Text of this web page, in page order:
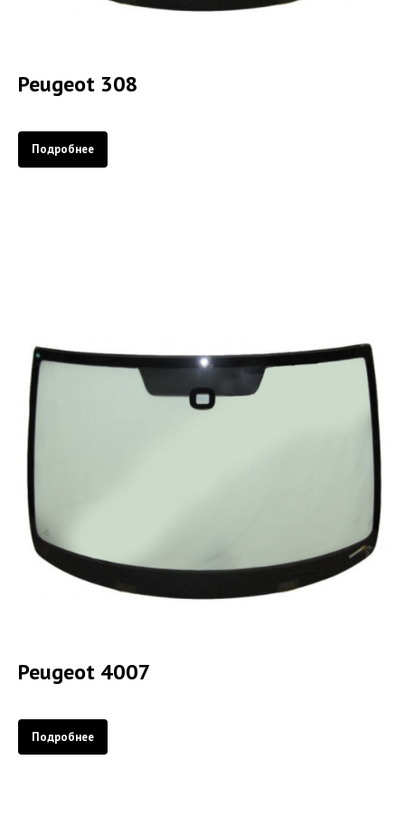
Peugeot 308
Подробнее
Peugeot 4007
Подробнее